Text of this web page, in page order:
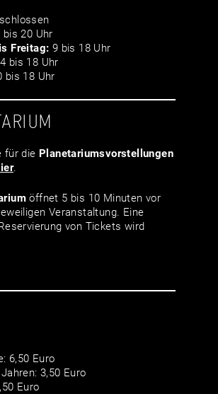
bis 20 Uhr
Freitag: 9 bis 18 Uhr
bis 18 Uhr
bis 18 Uhr
für die Planetariumsvor­stellungen
.
öffnet 5 bis 10 Minuten vor
Veranstaltung. Eine
von Tickets wird
6,50 Euro
3,50 Euro
Euro